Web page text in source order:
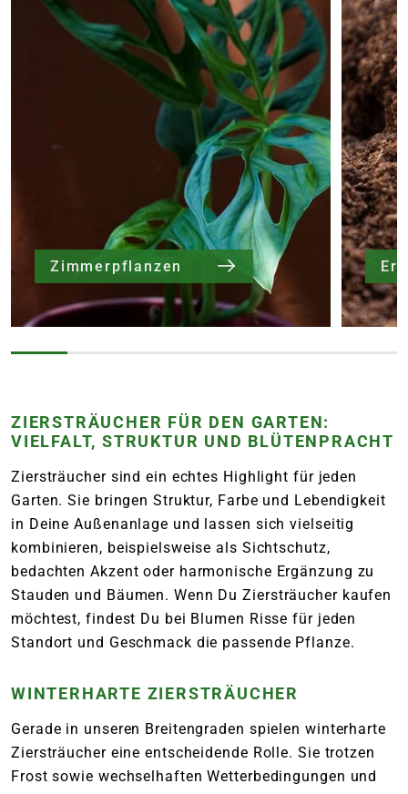
Zimmerpflanzen
ZIERSTRÄUCHER FÜR DEN GARTEN:
VIELFALT, STRUKTUR UND BLÜTENPRACHT
Ziersträucher sind ein echtes Highlight für jeden
Garten. Sie bringen Struktur, Farbe und Lebendigkeit
in Deine Außenanlage und lassen sich vielseitig
kombinieren, beispielsweise als Sichtschutz,
bedachten Akzent oder harmonische Ergänzung zu
Stauden und Bäumen. Wenn Du Ziersträucher kaufen
möchtest, findest Du bei Blumen Risse für jeden
Standort und Geschmack die passende Pflanze.
WINTERHARTE ZIERSTRÄUCHER
Gerade in unseren Breitengraden spielen winterharte
Ziersträucher eine entscheidende Rolle. Sie trotzen
Frost sowie wechselhaften Wetterbedingungen und